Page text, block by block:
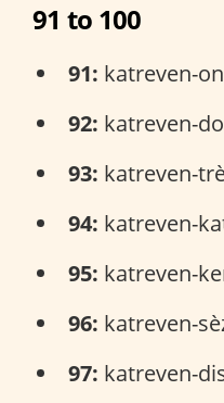
91 to 100
91: katreven-
92: katreven-
93: katreven-
94: katreven-
95: katreven-
96: katreven-
97: katreven-